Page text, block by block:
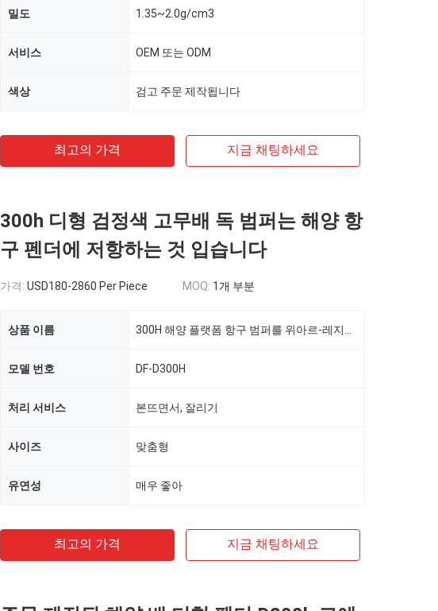
밀도 1.35~2.0g/cm3
서비스 OEM 또는 ODM
색상 검고 주문 제작됩니다
최고의 가격 지금 채팅하세요
300h 디형 검정색 고무배 독 범퍼는 해양 항
구 펜더에 저항하는 것 입습니다
가격: USD180-2860 Per Piece MOQ: 1개 부분
상품 이름
모델 번호 DF-D300H
처리 서비스 본뜨면서, 잘리기
사이즈 맞춤형
유연성 매우 좋아
최고의 가격 지금 채팅하세요